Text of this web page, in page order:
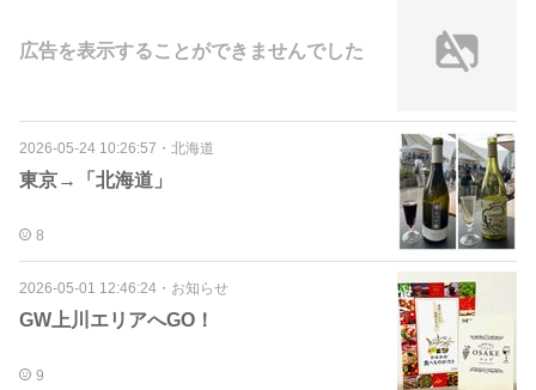
広告を表示することができませんでした
2026-05-24 10:26:57 ・ 北海道
東京→「北海道」
8
2026-05-01 12:46:24 ・ お知らせ
GW上川エリアへGO！
9